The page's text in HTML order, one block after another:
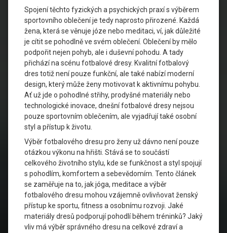
Spojení těchto fyzických a psychických praxí s výběrem
sportovního oblečení je tedy naprosto přirozené. Každá
žena, která se věnuje józe nebo meditaci, ví, jak důležité
je cítit se pohodlně ve svém oblečení. Oblečení by mělo
podpořit nejen pohyb, ale i duševní pohodu. A tady
přichází na scénu fotbalové dresy. Kvalitní fotbalový
dres totiž není pouze funkční, ale také nabízí moderní
design, který může ženy motivovat k aktivnímu pohybu.
Ať už jde o pohodlné střihy, prodyšné materiály nebo
technologické inovace, dnešní fotbalové dresy nejsou
pouze sportovním oblečením, ale vyjadřují také osobní
styl a přístup k životu.
Výběr fotbalového dresu pro ženy už dávno není pouze
otázkou výkonu na hřišti. Stává se to součástí
celkového životního stylu, kde se funkčnost a styl spojují
s pohodlím, komfortem a sebevědomím. Tento článek
se zaměřuje na to, jak jóga, meditace a výběr
fotbalového dresu mohou vzájemně ovlivňovat ženský
přístup ke sportu, fitness a osobnímu rozvoji. Jaké
materiály dresů podporují pohodlí během tréninků? Jaký
vliv má výběr správného dresu na celkové zdraví a